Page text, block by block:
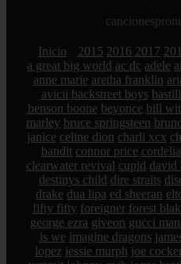
Inicio 2015 2016 2017
a great big world ac dc adele
anne marie aretha franklin
avicii backstreet boys
benson boone beyonce bill
marley bruce springsteen
janice celine dion charli xcx
bandit connor price cordelia
clearwater revival cupid david
destinys child dire straits
drake dua lipa ed sheeran
fifty fifty foreigner forest
george ezra giveon gucci
is we imagine dragons
lopez jessie murph joe